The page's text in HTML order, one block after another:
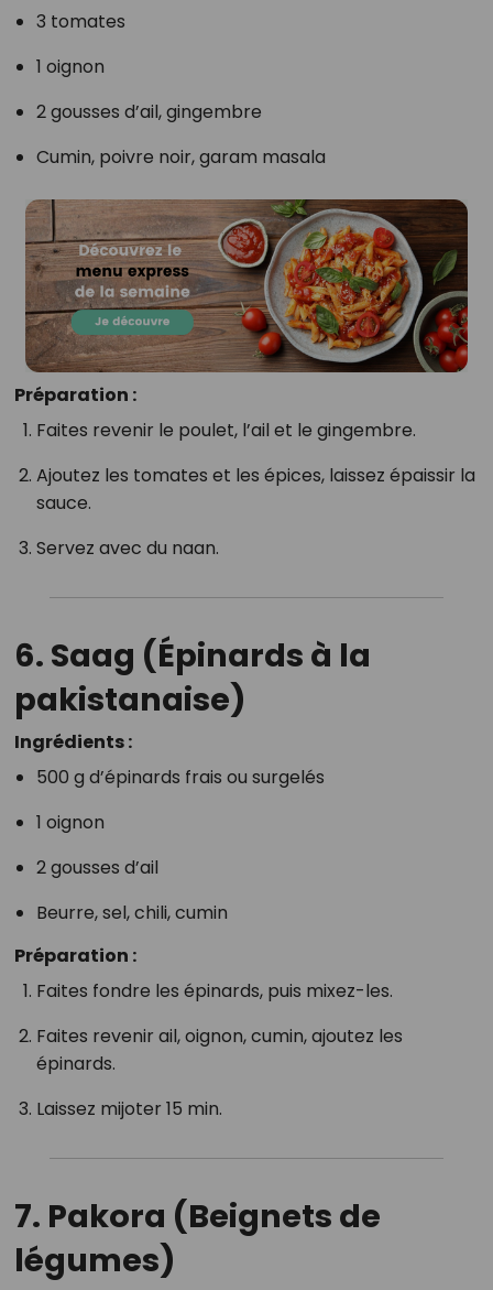
3 tomates
1 oignon
2 gousses d’ail, gingembre
Cumin, poivre noir, garam masala
Préparation :
Faites revenir le poulet, l’ail et le gingembre.
Ajoutez les tomates et les épices, laissez épaissir la
sauce.
Servez avec du naan.
6. Saag (Épinards à la
pakistanaise)
Ingrédients :
500 g d’épinards frais ou surgelés
1 oignon
2 gousses d’ail
Beurre, sel, chili, cumin
Préparation :
Faites fondre les épinards, puis mixez-les.
Faites revenir ail, oignon, cumin, ajoutez les
épinards.
Laissez mijoter 15 min.
7. Pakora (Beignets de
légumes)